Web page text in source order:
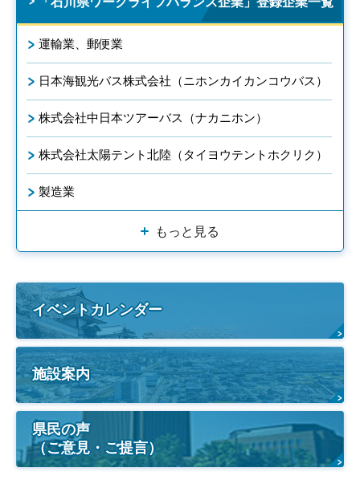
運輸業、郵便業
日本海観光バス株式会社（ニホンカイカンコウバス）
株式会社中日本ツアーバス（ナカニホン）
株式会社太陽テント北陸（タイヨウテントホクリク）
製造業
もっと見る
イベントカレンダー
施設案内
県民の声
（ご意見・ご提言）